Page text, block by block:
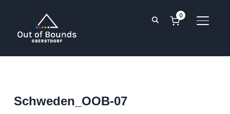
0
Schweden_OOB-07